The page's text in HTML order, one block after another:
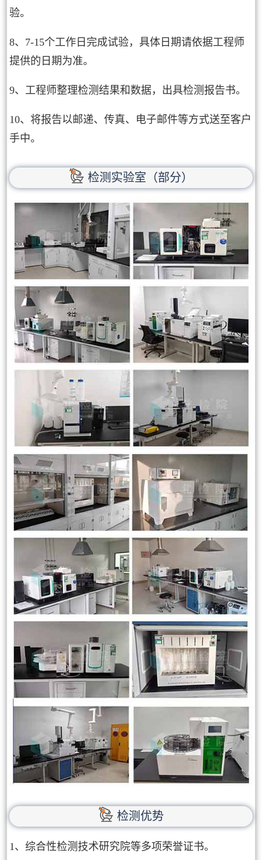
验。
8、7-15个工作日完成试验，具体日期请依据工程师
提供的日期为准。
9、工程师整理检测结果和数据，出具检测报告书。
10、将报告以邮递、传真、电子邮件等方式送至客户
手中。
检测实验室（部分）
检测优势
1、综合性检测技术研究院等多项荣誉证书。